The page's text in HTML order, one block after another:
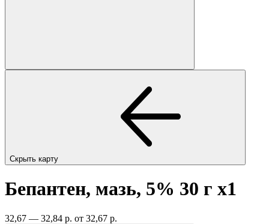
Скрыть карту
Бепантен, мазь, 5% 30 г x1
32,67 — 32,84 р. от 32,67 р.